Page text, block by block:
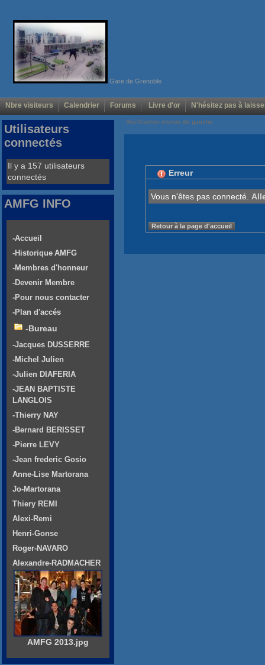
Gare de Grenoble
Nbre visiteurs Calendrier Forums Livre d'or N'hésitez pas à
Voir/Cacher menus de gauche
Erreur
Vous n'êtes pas connecté.
Retour à la page d'accueil
Utilisateurs
connectés
Il y a 157 utilisateurs
connectés
AMFG INFO
-Accueil
-Historique AMFG
-Membres d'honneur
-Devenir Membre
-Pour nous contacter
-Plan d'accés
-Bureau
-Jacques DUSSERRE
-Michel Julien
-Julien DIAFERIA
-JEAN BAPTISTE
LANGLOIS
-Thierry NAY
-Bernard BERISSET
-Pierre LEVY
-Jean frederic Gosio
Anne-Lise Martorana
Jo-Martorana
Thiery REMI
Alexi-Remi
Henri-Gonse
Roger-NAVARO
Alexandre-RADMACHER
AMFG 2013.jpg